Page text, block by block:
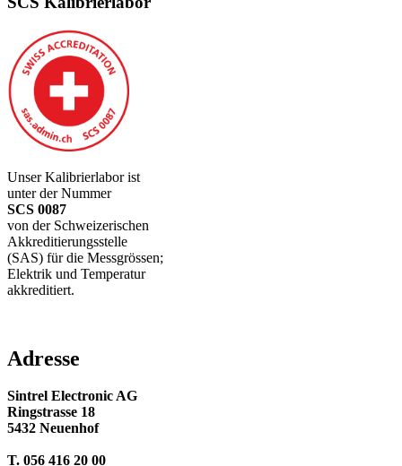
Unser Kalibrierlabor ist
unter der Nummer
SCS 0087
von der Schweizerischen
Akkreditierungsstelle
(SAS) für die Messgrössen;
Elektrik und Temperatur
akkreditiert.
Adresse
Sintrel Electronic AG
Ringstrasse 18
5432 Neuenhof
T. 056 416 20 00